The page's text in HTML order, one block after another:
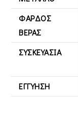
ΦΆΡΔΟΣ
ΒΕΡΑΣ
ΣΥΣΚΕΥΑΣΊΑ
ΕΓΓΎΗΣΗ